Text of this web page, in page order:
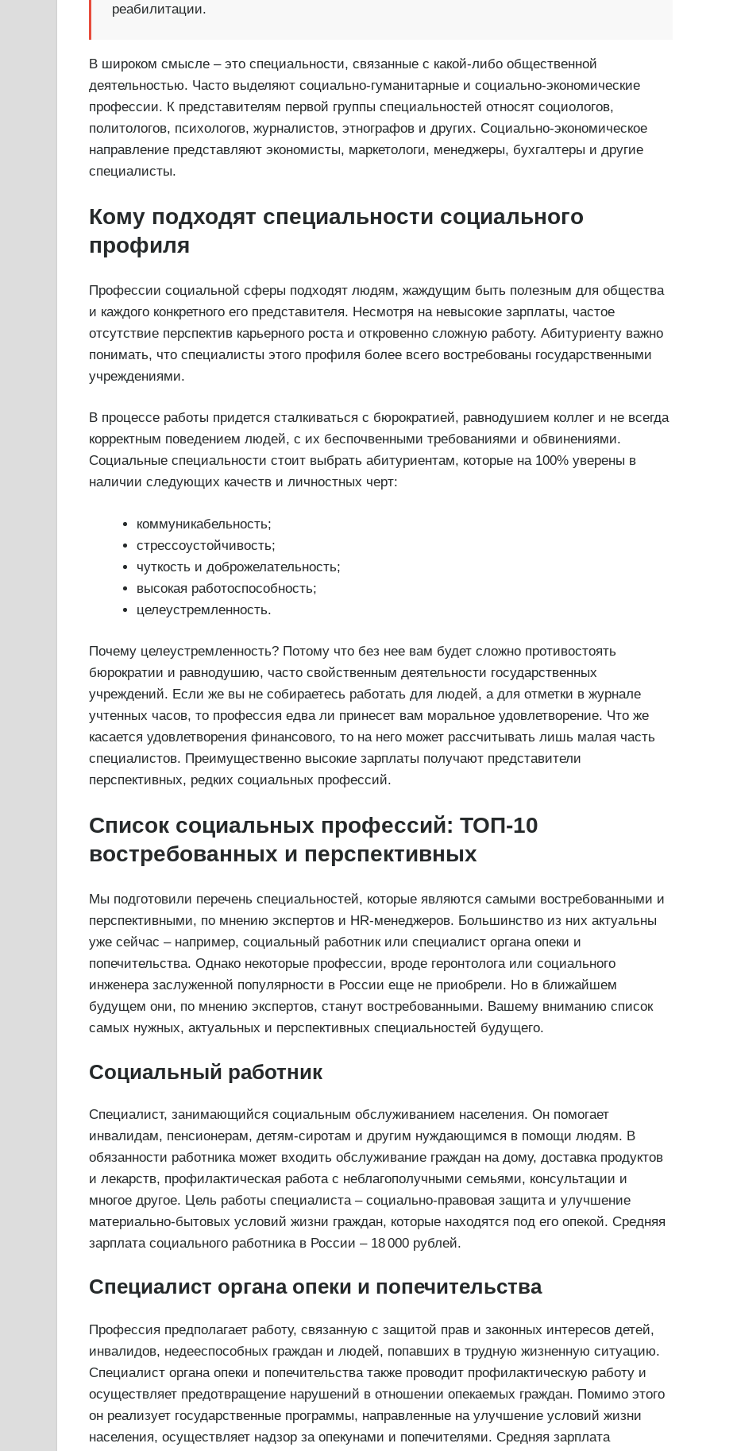
реабилитации.
В широком смысле – это специальности, связанные с какой-либо общественной
деятельностью. Часто выделяют социально-гуманитарные и социально-экономические
профессии. К представителям первой группы специальностей относят социологов,
политологов, психологов, журналистов, этнографов и других. Социально-экономическое
направление представляют экономисты, маркетологи, менеджеры, бухгалтеры и другие
специалисты.
Кому подходят специальности социального
профиля
Профессии социальной сферы подходят людям, жаждущим быть полезным для общества
и каждого конкретного его представителя. Несмотря на невысокие зарплаты, частое
отсутствие перспектив карьерного роста и откровенно сложную работу. Абитуриенту важно
понимать, что специалисты этого профиля более всего востребованы государственными
учреждениями.
В процессе работы придется сталкиваться с бюрократией, равнодушием коллег и не всегда
корректным поведением людей, с их беспочвенными требованиями и обвинениями.
Социальные специальности стоит выбрать абитуриентам, которые на 100% уверены в
наличии следующих качеств и личностных черт:
коммуникабельность;
стрессоустойчивость;
чуткость и доброжелательность;
высокая работоспособность;
целеустремленность.
Почему целеустремленность? Потому что без нее вам будет сложно противостоять
бюрократии и равнодушию, часто свойственным деятельности государственных
учреждений. Если же вы не собираетесь работать для людей, а для отметки в журнале
учтенных часов, то профессия едва ли принесет вам моральное удовлетворение. Что же
касается удовлетворения финансового, то на него может рассчитывать лишь малая часть
специалистов. Преимущественно высокие зарплаты получают представители
перспективных, редких социальных профессий.
Список социальных профессий: ТОП-10
востребованных и перспективных
Мы подготовили перечень специальностей, которые являются самыми востребованными и
перспективными, по мнению экспертов и HR-менеджеров. Большинство из них актуальны
уже сейчас – например, социальный работник или специалист органа опеки и
попечительства. Однако некоторые профессии, вроде геронтолога или социального
инженера заслуженной популярности в России еще не приобрели. Но в ближайшем
будущем они, по мнению экспертов, станут востребованными. Вашему вниманию список
самых нужных, актуальных и перспективных специальностей будущего.
Социальный работник
Специалист, занимающийся социальным обслуживанием населения. Он помогает
инвалидам, пенсионерам, детям-сиротам и другим нуждающимся в помощи людям. В
обязанности работника может входить обслуживание граждан на дому, доставка продуктов
и лекарств, профилактическая работа с неблагополучными семьями, консультации и
многое другое. Цель работы специалиста – социально-правовая защита и улучшение
материально-бытовых условий жизни граждан, которые находятся под его опекой. Средняя
зарплата социального работника в России – 18 000 рублей.
Специалист органа опеки и попечительства
Профессия предполагает работу, связанную с защитой прав и законных интересов детей,
инвалидов, недееспособных граждан и людей, попавших в трудную жизненную ситуацию.
Специалист органа опеки и попечительства также проводит профилактическую работу и
осуществляет предотвращение нарушений в отношении опекаемых граждан. Помимо этого
он реализует государственные программы, направленные на улучшение условий жизни
населения, осуществляет надзор за опекунами и попечителями. Средняя зарплата